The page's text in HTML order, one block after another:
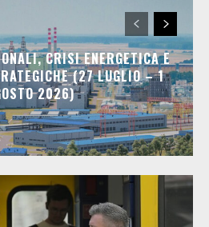
CRISI ENERGETICA E
(27 LUGLIO – 1
2026)